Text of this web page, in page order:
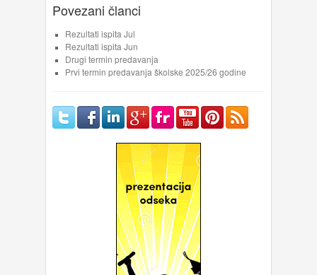
Povezani članci
Rezultati ispita Jul
Rezultati ispita Jun
Drugi termin predavanja
Prvi termin predavanja školske 2025/26 godine